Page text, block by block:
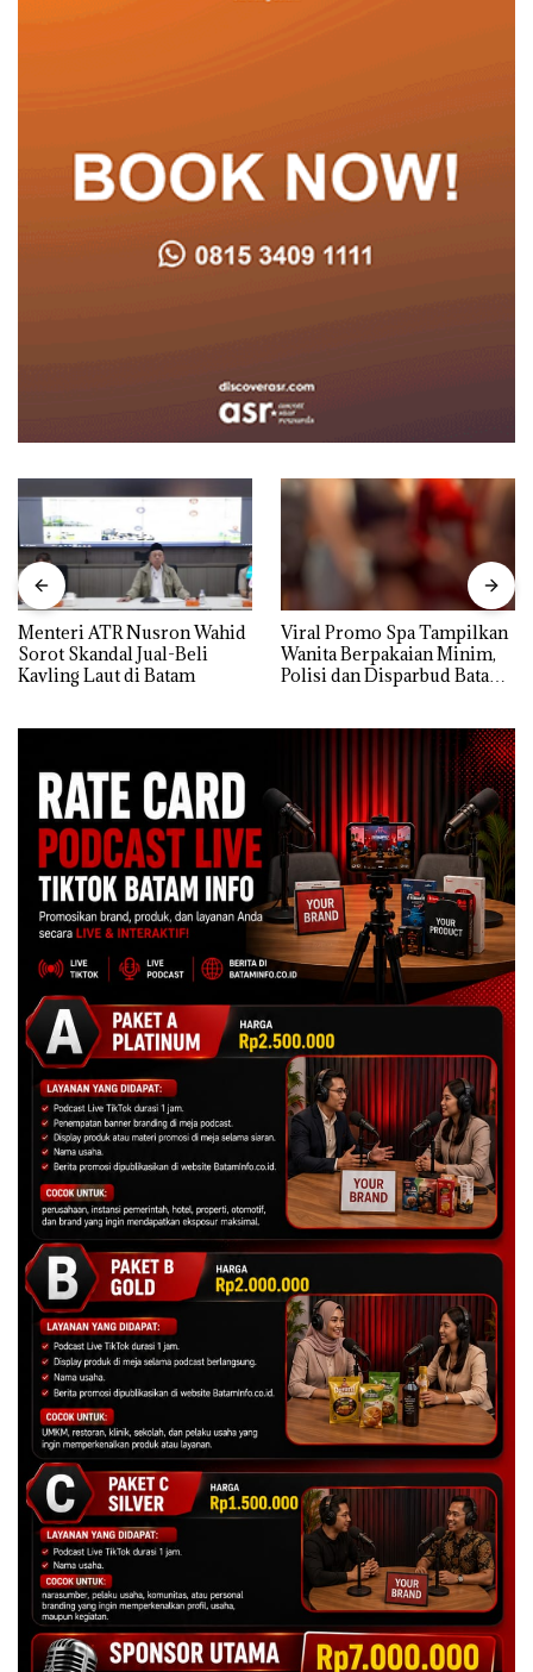
Menteri ATR Nusron Wahid
Sorot Skandal Jual-Beli
Kavling Laut di Batam
Viral Promo Spa Tampilkan
Wanita Berpakaian Minim,
Polisi dan Disparbud Batam